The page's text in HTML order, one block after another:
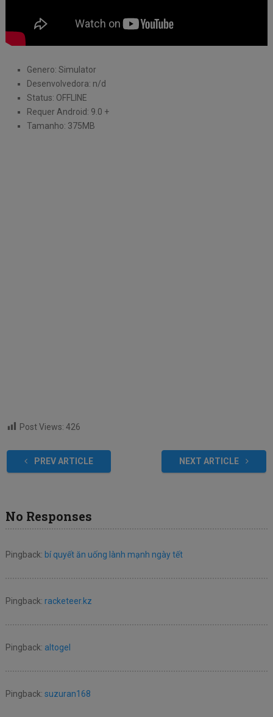
Genero: Simulator
Desenvolvedora: n/d
Status: OFFLINE
Requer Android: 9.0 +
Tamanho: 375MB
Post Views: 426
PREV ARTICLE NEXT ARTICLE
No Responses
Pingback: bí quyết ăn uống lành mạnh ngày tết
Pingback: racketeer.kz
Pingback: altogel
Pingback: suzuran168